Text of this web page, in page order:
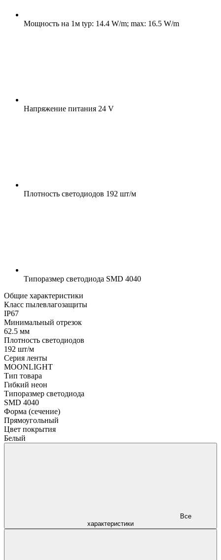
Мощность на 1м typ: 14.4 W/m; max: 16.5 W/m
Напряжение питания 24 V
Плотность светодиодов 192 шт/м
Типоразмер светодиода SMD 4040
Общие характеристики
Класс пылевлагозащиты
IP67
Минимальный отрезок
62.5 мм
Плотность светодиодов
192 шт/м
Серия ленты
MOONLIGHT
Тип товара
Гибкий неон
Типоразмер светодиода
SMD 4040
Форма (сечение)
Прямоугольный
Цвет покрытия
Белый
характеристики